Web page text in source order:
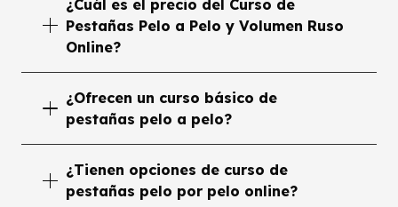
¿Cuál es el precio del Curso de
Pestañas Pelo a Pelo y Volumen Ruso
Online?
¿Ofrecen un curso básico de
pestañas pelo a pelo?
¿Tienen opciones de curso de
pestañas pelo por pelo online?